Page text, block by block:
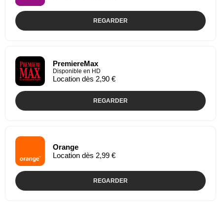
REGARDER
PremiereMax
Disponible en HD
Location dès 2,90 €
REGARDER
Orange
Location dès 2,99 €
REGARDER